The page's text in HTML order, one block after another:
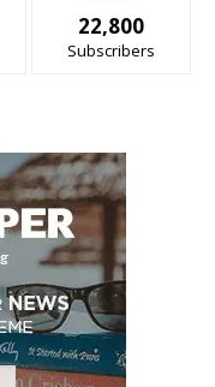
22,800
Subscribers